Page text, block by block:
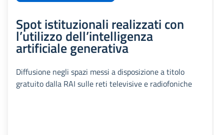
Spot istituzionali realizzati con
l’utilizzo dell’intelligenza
artificiale generativa
Diffusione negli spazi messi a disposizione a titolo
gratuito dalla RAI sulle reti televisive e radiofoniche